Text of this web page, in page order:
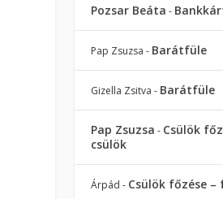
Pozsar Beáta -
Pap Zsuzsa - Barátfüle
Gizella Zsitva - Barátfüle
Pap Zsuzsa - Csülök
csülök
Árpád - Csülök főzése